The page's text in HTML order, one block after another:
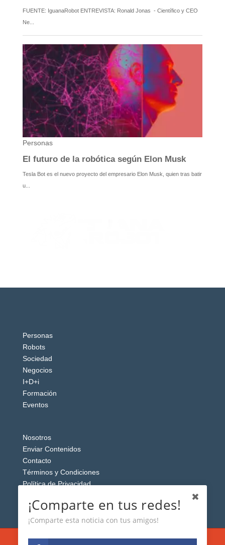
Personas
Robots
Sociedad
Negocios
I+D+i
Formación
Eventos
Nosotros
Enviar Contenidos
Contacto
Términos y Condiciones
Política de Privacidad
¡Comparte en tus redes!
¡Comparte esta noticia con tus amigos!